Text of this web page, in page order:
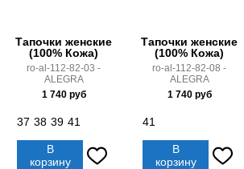
Тапочки женские
(100% Кожа)
ro-al-112-82-03 -
ALEGRA
1 740руб
37 38 39 41
В
корзину
Тапочки женские
(100% Кожа)
ro-al-112-82-08 -
ALEGRA
1 740руб
41
В
корзину